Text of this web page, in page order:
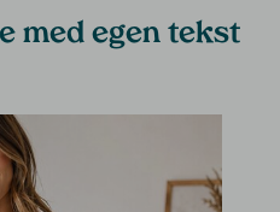
med egen tekst